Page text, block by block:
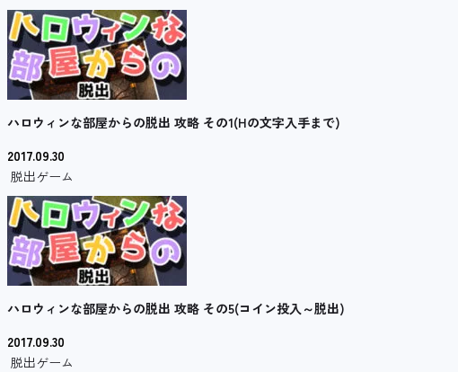
ハロウィンな部屋からの脱出 攻略 その1(Hの文字入手まで)
2017.09.30
脱出ゲーム
ハロウィンな部屋からの脱出 攻略 その5(コイン投入～脱出)
2017.09.30
脱出ゲーム